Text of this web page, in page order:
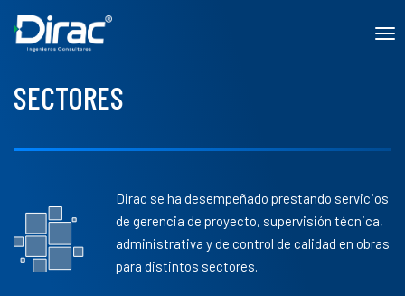
SECTORES
Dirac se ha desempeñado prestando servicios
de gerencia de proyecto, supervisión técnica,
administrativa y de control de calidad en obras
para distintos sectores.